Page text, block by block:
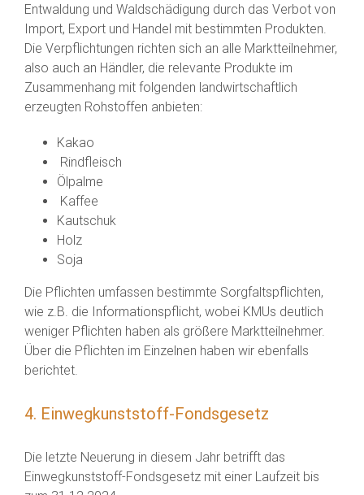
Entwaldung und Waldschädigung durch das Verbot von
Import, Export und Handel mit bestimmten Produkten.
Die Verpflichtungen richten sich an alle Marktteilnehmer,
also auch an Händler, die relevante Produkte im
Zusammenhang mit folgenden landwirtschaftlich
erzeugten Rohstoffen anbieten:
Kakao
Rindfleisch
Ölpalme
Kaffee
Kautschuk
Holz
Soja
Die Pflichten umfassen bestimmte Sorgfaltspflichten,
wie z.B. die Informationspflicht, wobei KMUs deutlich
weniger Pflichten haben als größere Marktteilnehmer.
Über die Pflichten im Einzelnen haben wir ebenfalls
berichtet.
4. Einwegkunststoff-Fondsgesetz
Die letzte Neuerung in diesem Jahr betrifft das
Einwegkunststoff-Fondsgesetz mit einer Laufzeit bis